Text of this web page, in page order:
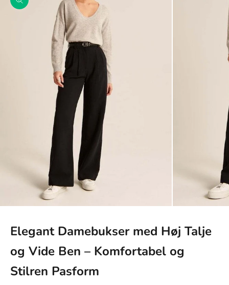
Zoom
Elegant Damebukser med Høj Talje
og Vide Ben – Komfortabel og
Stilren Pasform